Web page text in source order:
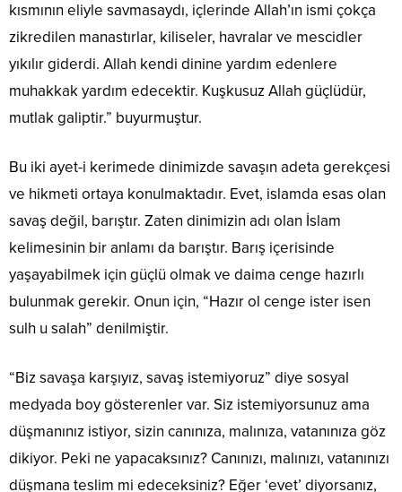
kısmının eliyle savmasaydı, içlerinde Allah’ın ismi çokça
zikredilen manastırlar, kiliseler, havralar ve mescidler
yıkılır giderdi. Allah kendi dinine yardım edenlere
muhakkak yardım edecektir. Kuşkusuz Allah güçlüdür,
mutlak galiptir.” buyurmuştur.
Bu iki ayet-i kerimede dinimizde savaşın adeta gerekçesi
ve hikmeti ortaya konulmaktadır. Evet, islamda esas olan
savaş değil, barıştır. Zaten dinimizin adı olan İslam
kelimesinin bir anlamı da barıştır. Barış içerisinde
yaşayabilmek için güçlü olmak ve daima cenge hazırlı
bulunmak gerekir. Onun için, “Hazır ol cenge ister isen
sulh u salah” denilmiştir.
“Biz savaşa karşıyız, savaş istemiyoruz” diye sosyal
medyada boy gösterenler var. Siz istemiyorsunuz ama
düşmanınız istiyor, sizin canınıza, malınıza, vatanınıza göz
dikiyor. Peki ne yapacaksınız? Canınızı, malınızı, vatanınızı
düşmana teslim mi edeceksiniz? Eğer ‘evet’ diyorsanız,